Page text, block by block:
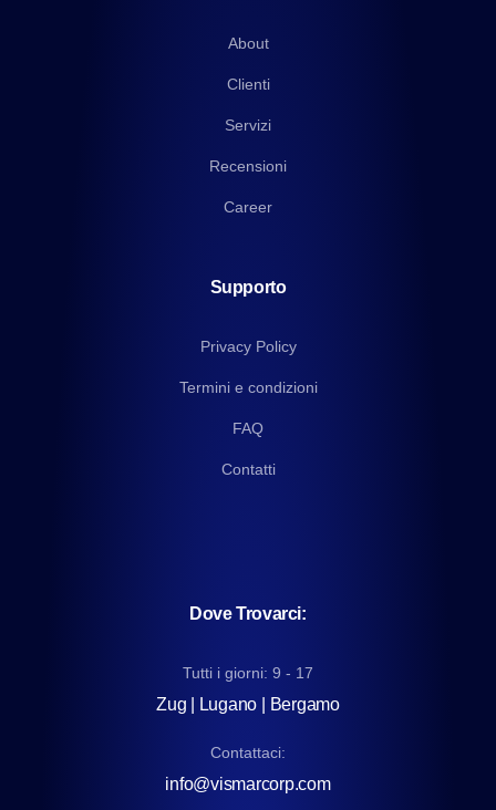
About
Clienti
Servizi
Recensioni
Career
Supporto
Privacy Policy
Termini e condizioni
FAQ
Contatti
Dove Trovarci:
Tutti i giorni: 9 - 17
Zug | Lugano | Bergamo
Contattaci:
info@vismarcorp.com